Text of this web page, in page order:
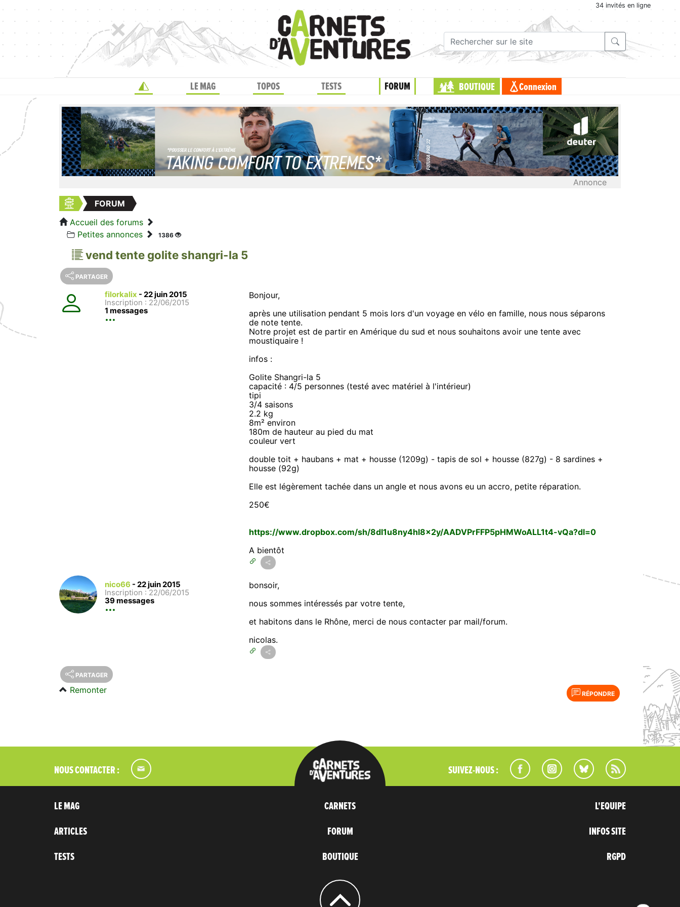
34 invités en ligne
LE MAG TOPOS TESTS FORUM BOUTIQUE Connexion
Annonce
FORUM
Accueil des forums
Petites annonces
1386
vend tente golite shangri-la 5
PARTAGER
filorkalix - 22 juin 2015
Inscription : 22/06/2015
1 messages
Bonjour,
après une utilisation pendant 5 mois lors d'un voyage en vélo en famille, nous nous séparons
de note tente.
Notre projet est de partir en Amérique du sud et nous souhaitons avoir une tente avec
moustiquaire !
infos :
Golite Shangri-la 5
capacité : 4/5 personnes (testé avec matériel à l'intérieur)
tipi
3/4 saisons
2.2 kg
8m² environ
180m de hauteur au pied du mat
couleur vert
double toit + haubans + mat + housse (1209g) - tapis de sol + housse (827g) - 8 sardines +
housse (92g)
Elle est légèrement tachée dans un angle et nous avons eu un accro, petite réparation.
250€
https://www.dropbox.com/sh/8dl1u8ny4hl8x2y/AADVPrFFP5pHMWoALL1t4-vQa?dl=0
A bientôt
nico66 - 22 juin 2015
Inscription : 22/06/2015
39 messages
bonsoir,
nous sommes intéressés par votre tente,
et habitons dans le Rhône, merci de nous contacter par mail/forum.
nicolas.
PARTAGER
RÉPONDRE
Remonter
NOUS CONTACTER : SUIVEZ-NOUS :
LE MAG
ARTICLES
TESTS
CARNETS
FORUM
BOUTIQUE
L'EQUIPE
INFOS SITE
RGPD